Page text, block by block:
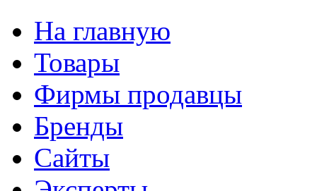
На главную
Товары
Фирмы продавцы
Бренды
Сайты